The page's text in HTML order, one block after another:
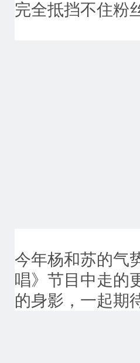
完全抵挡不住粉
今年杨和苏的气
唱》节目中走的
的身影，一起期